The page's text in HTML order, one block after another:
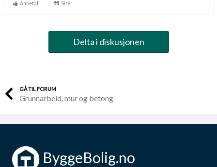
Anbefal Siter
Delta i diskusjonen
GÅ TIL FORUM
Grunnarbeid, mur og betong
ByggeBolig.no